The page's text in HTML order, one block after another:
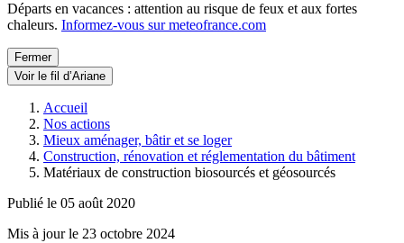
Départs en vacances : attention au risque de feux et aux fortes
chaleurs. Informez-vous sur meteofrance.com
Fermer
Voir le fil d’Ariane
Accueil
Nos actions
Mieux aménager, bâtir et se loger
Construction, rénovation et réglementation du bâtiment
Matériaux de construction biosourcés et géosourcés
Publié le 05 août 2020
Mis à jour le 23 octobre 2024